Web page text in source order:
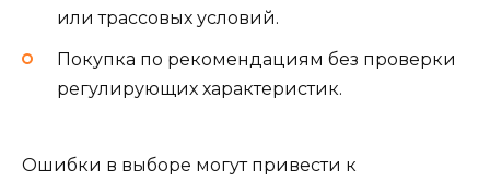
или трассовых условий.
Покупка по рекомендациям без проверки
регулирующих характеристик.
Ошибки в выборе могут привести к